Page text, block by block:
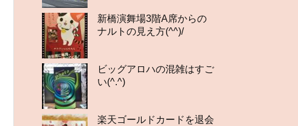
新橋演舞場3階A席からの
ナルトの見え方(^^)/
ビッグアロハの混雑はすご
い(^.^)
楽天ゴールドカードを退会